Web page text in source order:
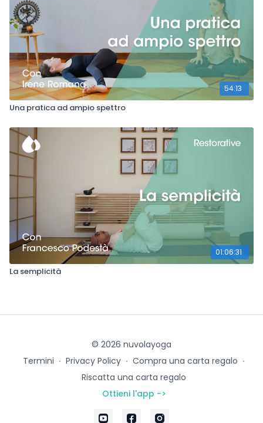
54:13
Una pratica ad ampio spettro
01:06:31
La semplicità
© 2026 nuvolayoga
Termini ∙ Privacy Policy ∙ Compra una carta regalo ∙
Riscatta una carta regalo
Ottieni l'app ->